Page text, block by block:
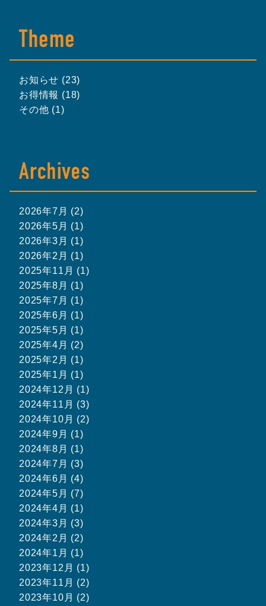
お知らせ (23)
お得情報 (18)
その他 (1)
2026年7月 (2)
2026年5月 (1)
2026年3月 (1)
2026年2月 (1)
2025年11月 (1)
2025年8月 (1)
2025年7月 (1)
2025年6月 (1)
2025年5月 (1)
2025年4月 (2)
2025年2月 (1)
2025年1月 (1)
2024年12月 (1)
2024年11月 (3)
2024年10月 (2)
2024年9月 (1)
2024年8月 (1)
2024年7月 (3)
2024年6月 (4)
2024年5月 (7)
2024年4月 (1)
2024年3月 (3)
2024年2月 (2)
2024年1月 (1)
2023年12月 (1)
2023年11月 (2)
2023年10月 (2)